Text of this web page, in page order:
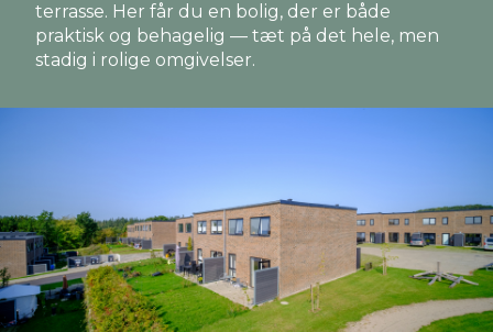
terrasse. Her får du en bolig, der er både
praktisk og behagelig — tæt på det hele, men
stadig i rolige omgivelser.